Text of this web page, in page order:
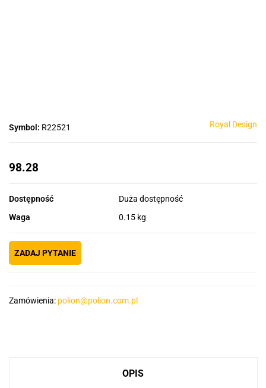
Symbol: R22521 Royal Design
98.28
Dostępność
Duża dostępność
Waga
0.15 kg
ZADAJ PYTANIE
Zamówienia: polion@polion.com.pl
OPIS